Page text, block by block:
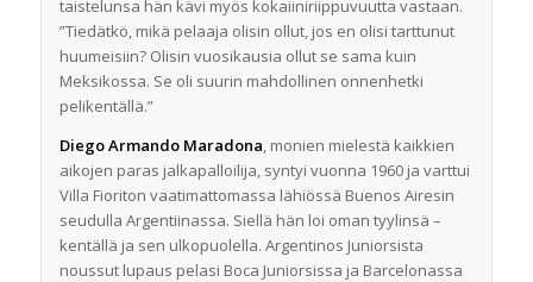
taistelunsa hän kävi myös kokaiiniriippuvuutta vastaan.
”Tiedätkö, mikä pelaaja olisin ollut, jos en olisi tarttunut
huumeisiin? Olisin vuosikausia ollut se sama kuin
Meksikossa. Se oli suurin mahdollinen onnenhetki
pelikentällä.”
Diego Armando Maradona , monien mielestä kaikkien
aikojen paras jalkapalloilija, syntyi vuonna 1960 ja varttui
Villa Fioriton vaatimattomassa lähiössä Buenos Airesin
seudulla Argentiinassa. Siellä hän loi oman tyylinsä –
kentällä ja sen ulkopuolella. Argentinos Juniorsista
noussut lupaus pelasi Boca Juniorsissa ja Barcelonassa